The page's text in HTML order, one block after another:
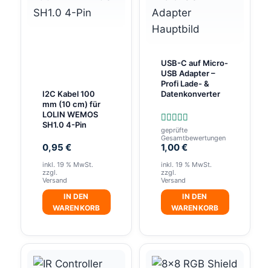
I2C Kabel 100
mm (10 cm) für
LOLIN WEMOS
SH1.0 4-Pin
0,95 €
inkl. 19 % MwSt.
zzgl.
Versand
IN DEN
WARENKORB
USB-C auf Micro-
USB Adapter –
Profi Lade- &
Datenkonverter
Bewertet
mit
5.00
geprüfte
Gesamtbewertungen
1,00€
inkl. 19 % MwSt.
zzgl.
Versand
IN DEN
WARENKORB